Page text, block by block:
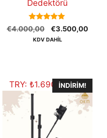
Dedektörü
5.00
out of 5
€4.000,00
Orijinal
fiyat:
€3.500,00Şu
KDV DAHİL
TRY: ₺1.690.519,60
İNDIRIM!